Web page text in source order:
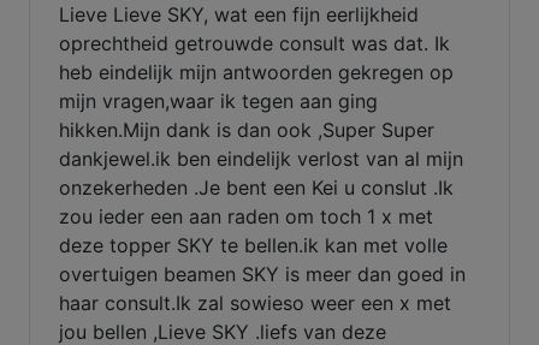
Lieve Lieve SKY, wat een fijn eerlijkheid
oprechtheid getrouwde consult was dat. Ik
heb eindelijk mijn antwoorden gekregen op
mijn vragen,waar ik tegen aan ging
hikken.Mijn dank is dan ook ,Super Super
dankjewel.ik ben eindelijk verlost van al mijn
onzekerheden .Je bent een Kei u conslut .Ik
zou ieder een aan raden om toch 1 x met
deze topper SKY te bellen.ik kan met volle
overtuigen beamen SKY is meer dan goed in
haar consult.Ik zal sowieso weer een x met
jou bellen ,Lieve SKY .liefs van deze